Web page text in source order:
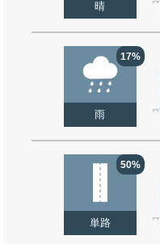
晴
17%
雨
50%
単路